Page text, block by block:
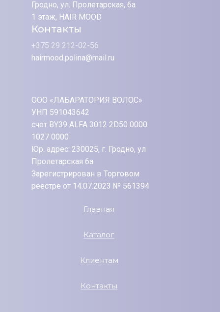
Гродно, ул. Пролетарская, 6а
1 этаж, HAIR MOOD
Контакты
+375 29 212-02-56
hairmood.polina@mail.ru
ООО «ЛАБАРАТОРИЯ ВОЛОС»
УНП 591043642
счет BY39 ALFA 3012 2D50 0000
1027 0000
Юр. адрес: 230025, г. Гродно, ул
Пролетарская 6а
Зарегистрирован в Торговом
реестре от 14.07.2023 № 561394
Главная
Каталог
Клиентам
Контакты